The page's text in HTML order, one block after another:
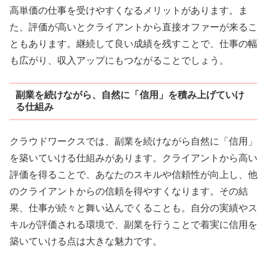
高単価の仕事を受けやすくなるメリットがあります。ま
た、評価が高いとクライアントから直接オファーが来るこ
ともあります。継続して良い成績を残すことで、仕事の幅
も広がり、収入アップにもつながることでしょう。
副業を続けながら、自然に「信用」を積み上げていけ
る仕組み
クラウドワークスでは、副業を続けながら自然に「信用」
を築いていける仕組みがあります。クライアントから高い
評価を得ることで、あなたのスキルや信頼性が向上し、他
のクライアントからの信頼を得やすくなります。その結
果、仕事が続々と舞い込んでくることも。自分の実績やス
キルが評価される環境で、副業を行うことで着実に信用を
築いていける点は大きな魅力です。